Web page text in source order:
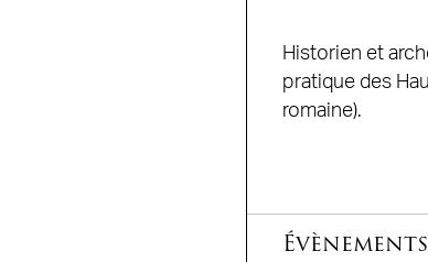
Historien et
pratique des
romaine).
Évènements